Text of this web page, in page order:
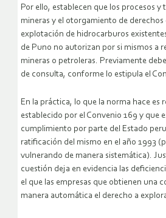
Por ello, establecen que los procesos y
mineras y el otorgamiento de
explotación de hidrocarburos
de Puno no autorizan por si mismos a
mineras o petroleras. Previamente
de consulta, conforme lo estipula el
En la práctica, lo que la norma hace es
establecido por el Convenio 169 y que
cumplimiento por parte del Estado
ratificación del mismo en el año 1993
vulnerando de manera sistemática).
cuestión deja en evidencia las
el que las empresas que obtienen una
manera automática el derecho a